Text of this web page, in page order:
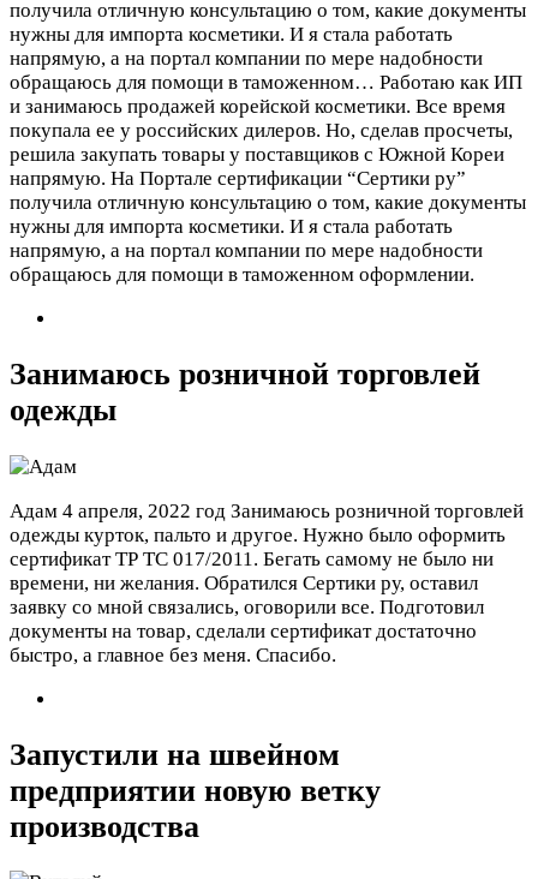
получила отличную консультацию о том, какие документы
нужны для импорта косметики. И я стала работать
напрямую, а на портал компании по мере надобности
обращаюсь для помощи в таможенном… Работаю как ИП
и занимаюсь продажей корейской косметики. Все время
покупала ее у российских дилеров. Но, сделав просчеты,
решила закупать товары у поставщиков с Южной Кореи
напрямую. На Портале сертификации “Сертики ру”
получила отличную консультацию о том, какие документы
нужны для импорта косметики. И я стала работать
напрямую, а на портал компании по мере надобности
обращаюсь для помощи в таможенном оформлении.
Занимаюсь розничной торговлей
одежды
Адам 4 апреля, 2022 год Занимаюсь розничной торговлей
одежды курток, пальто и другое. Нужно было оформить
сертификат ТР ТС 017/2011. Бегать самому не было ни
времени, ни желания. Обратился Сертики ру, оставил
заявку со мной связались, оговорили все. Подготовил
документы на товар, сделали сертификат достаточно
быстро, а главное без меня. Спасибо.
Запустили на швейном
предприятии новую ветку
производства